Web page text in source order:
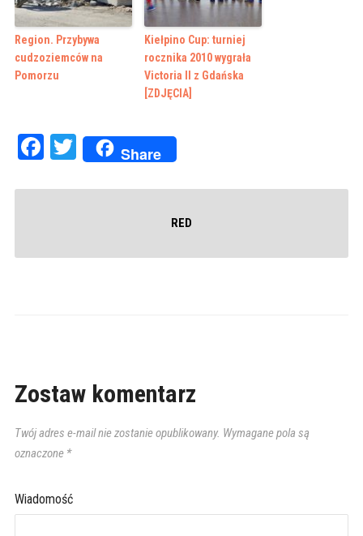
Region. Przybywa
cudzoziemców na
Pomorzu
Kiełpino Cup: turniej
rocznika 2010 wygrała
Victoria II z Gdańska
[ZDJĘCIA]
Facebook
Twitter
Share
RED
Zostaw komentarz
Twój adres e-mail nie zostanie opublikowany. Wymagane pola są
oznaczone *
Wiadomość